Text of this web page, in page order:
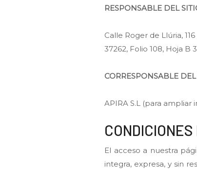
RESPONSABLE DEL
Calle Roger de Llúria,
37262, Folio 108, Hoja B
CORRESPONSABLE
APIRA S.L (para
CONDICIONES
El acceso a nuestra
integra, expresa, y sin